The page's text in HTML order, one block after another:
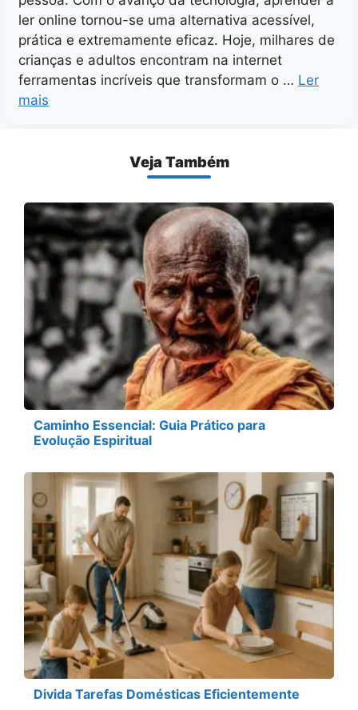
ler online tornou-se uma alternativa acessível,
prática e extremamente eficaz. Hoje, milhares de
crianças e adultos encontram na internet
ferramentas incríveis que transformam o … Ler
mais
Veja Também
Caminho Essencial: Guia Prático para
Evolução Espiritual
Divida Tarefas Domésticas Eficientemente